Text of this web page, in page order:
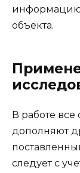
информацию
объекта.
В работе
дополняют
следует с